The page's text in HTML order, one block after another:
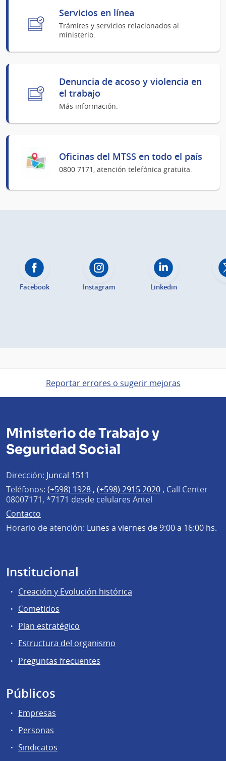
Servicios en línea
Trámites y servicios relacionados al
ministerio.
Denuncia de acoso y violencia en
el trabajo
Más información.
Oficinas del MTSS en todo el país
0800 7171, atención telefónica gratuita.
Facebook Instagram Linkedin
Reportar errores o sugerir mejoras
Ministerio de Trabajo y
Seguridad Social
Dirección: Juncal 1511
Teléfonos: (+598) 1928 , (+598) 2915 2020 , Call Center
08007171, *7171 desde celulares Antel
Contacto
Horario de atención: Lunes a viernes de 9:00 a 16:00 hs.
Institucional
Creación y Evolución histórica
Cometidos
Plan estratégico
Estructura del organismo
Preguntas frecuentes
Públicos
Empresas
Personas
Sindicatos